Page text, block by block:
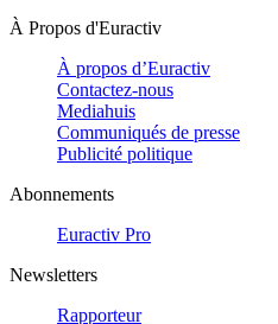
À Propos d'Euractiv
À propos d’Euractiv
Contactez-nous
Mediahuis
Communiqués de presse
Publicité politique
Abonnements
Euractiv Pro
Newsletters
Rapporteur